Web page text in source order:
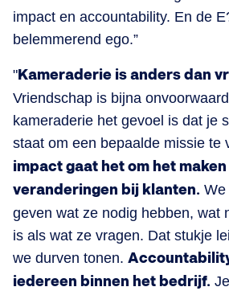
impact en accountability. En de
belemmerend ego.”
"Kameraderie is anders dan
Vriendschap is bijna
kameraderie het gevoel is dat je
staat om een bepaalde missie te
impact gaat het om het
veranderingen bij klanten. We
geven wat ze nodig hebben, wat
is als wat ze vragen. Dat stukje
we durven tonen.
iedereen binnen het bedrijf.